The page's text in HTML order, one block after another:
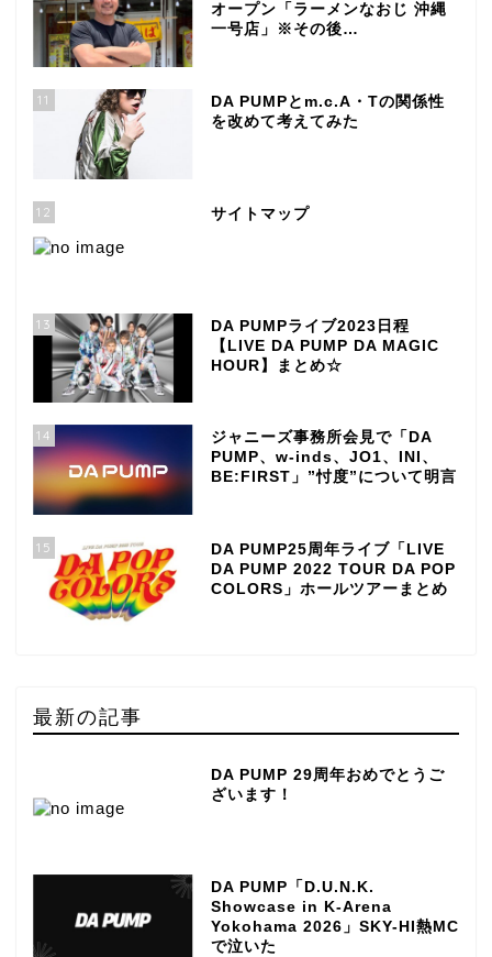
オープン「ラーメンなおじ 沖縄
一号店」※その後…
11
DA PUMPとm.c.A・Tの関係性
を改めて考えてみた
12 サイトマップ
13
DA PUMPライブ2023日程
【LIVE DA PUMP DA MAGIC
HOUR】まとめ☆
14
ジャニーズ事務所会見で「DA
PUMP、w-inds、JO1、INI、
BE:FIRST」”忖度”について明言
15
DA PUMP25周年ライブ「LIVE
DA PUMP 2022 TOUR DA POP
COLORS」ホールツアーまとめ
最新の記事
DA PUMP 29周年おめでとうご
ざいます！
DA PUMP「D.U.N.K.
Showcase in K-Arena
Yokohama 2026」SKY-HI熱MC
で泣いた